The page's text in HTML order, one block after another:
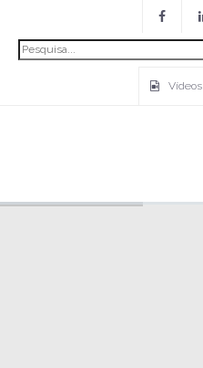
Pesquisa...
Vídeos